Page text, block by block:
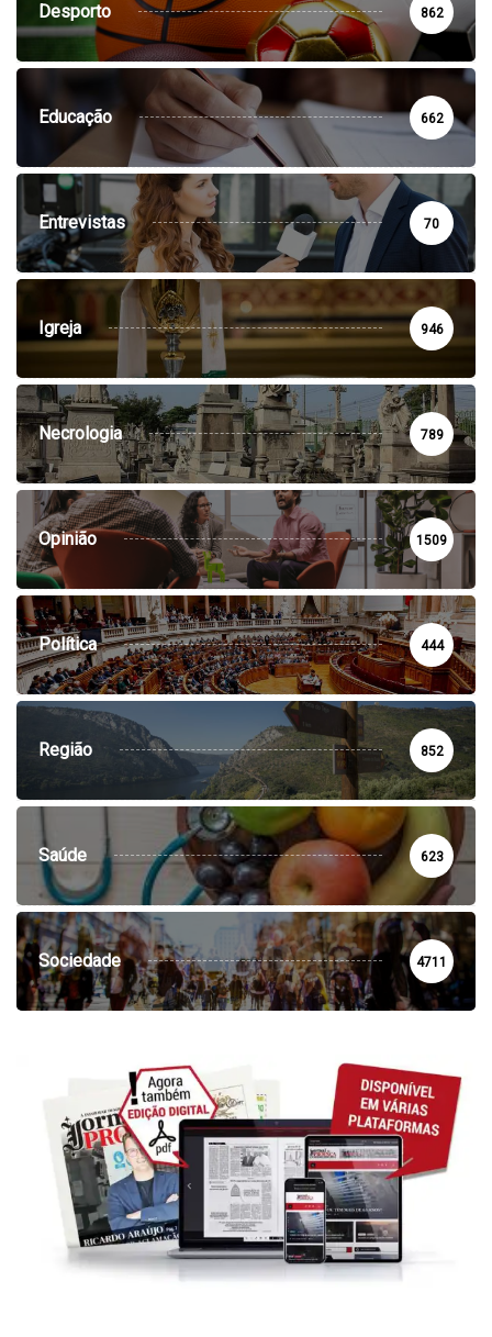
Desporto 862
Educação 662
Entrevistas 70
Igreja 946
Necrologia 789
Opinião 1509
Política 444
Região 852
Saúde 623
Sociedade 4711